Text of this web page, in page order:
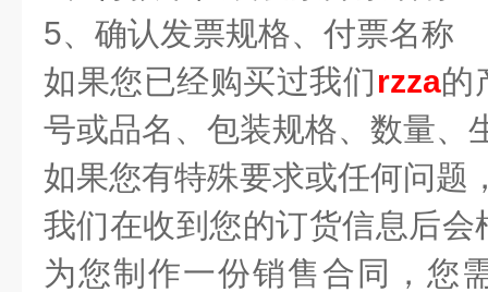
5、确认发票规格、付票名称
如果您已经购买过我们rzza的
号或品名、包装规格、数量、
如果您有特殊要求或任何问题
我们在收到您的订货信息后
为您制作一份销售合同，您